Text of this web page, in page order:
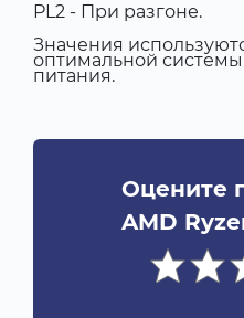
PL2 - При разгоне.
Значения
оптимальной
питания.
Оцените
AMD